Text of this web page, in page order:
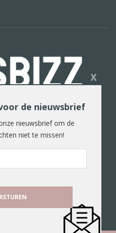
woord en beeld
X
de nieuwsbrief
nieuwsbrief om de
niet te missen!